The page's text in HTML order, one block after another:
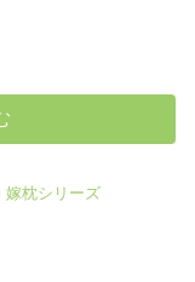
嫁枕シリーズ